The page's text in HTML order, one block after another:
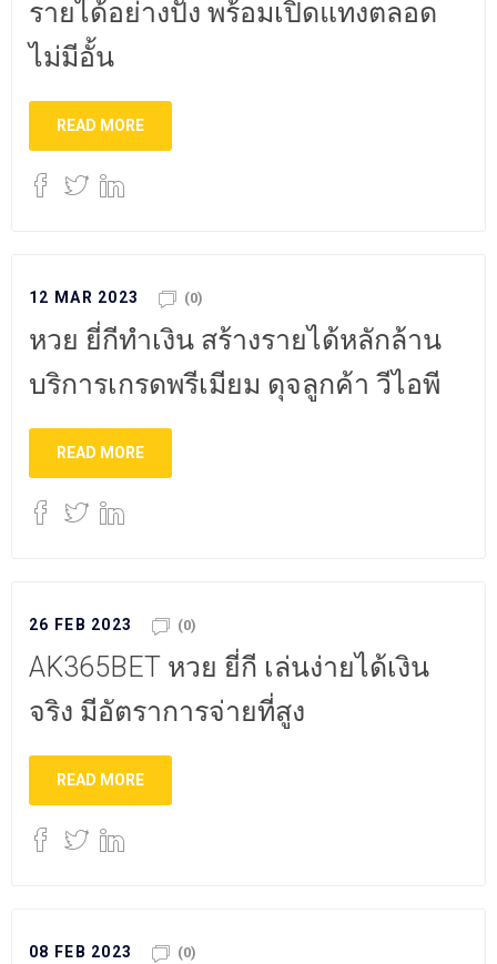
รายได้อย่างปัง พร้อมเปิดแทงตลอด
ไม่มีอั้น
READ MORE
12 MAR 2023 (0)
หวย ยี่กีทำเงิน สร้างรายได้หลักล้าน
บริการเกรดพรีเมียม ดุจลูกค้า วีไอพี
READ MORE
26 FEB 2023 (0)
AK365BET หวย ยี่กี เล่นง่ายได้เงิน
จริง มีอัตราการจ่ายที่สูง
READ MORE
08 FEB 2023 (0)